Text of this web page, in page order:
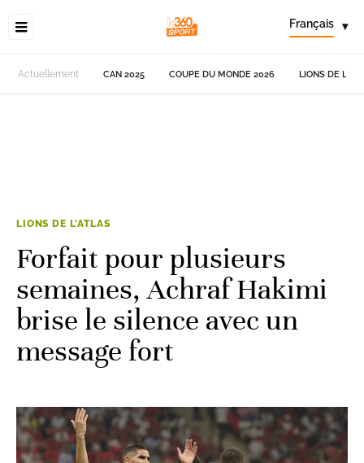
Français ▾
Actuellement CAN 2025 COUPE DU MONDE 2026 LIONS DE
LIONS DE L'ATLAS
Forfait pour plusieurs
semaines, Achraf Hakimi
brise le silence avec un
message fort